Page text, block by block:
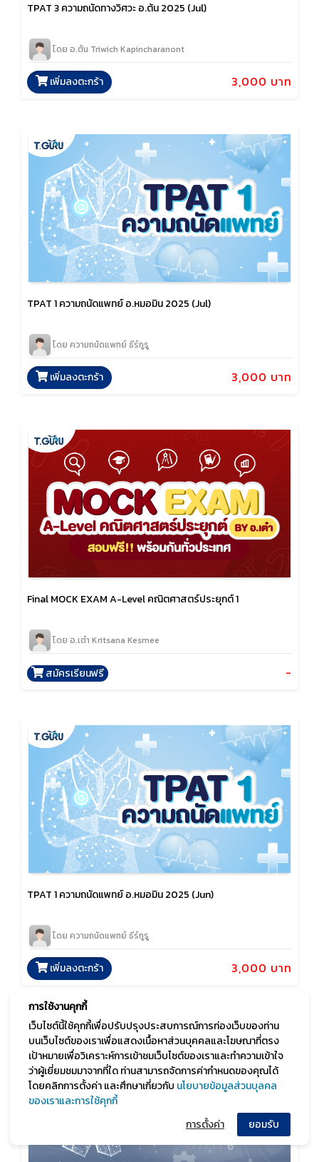
TPAT 3 ความถนัดทางวิศวะ อ.ต้น 2025 (Jul)
โดย อ.ต้น Triwich Kapincharanont
3,000 บาท
เพิ่มลงตะกร้า
TPAT 1 ความถนัดแพทย์ อ.หมอมิน 2025 (Jul)
โดย ความถนัดแพทย์ ธีร์กูรู
3,000 บาท
เพิ่มลงตะกร้า
Final MOCK EXAM A-Level คณิตศาสตร์ประยุกต์ 1
โดย อ.เต๋า Kritsana Kesmee
-
สมัครเรียนฟรี
TPAT 1 ความถนัดแพทย์ อ.หมอมิน 2025 (Jun)
โดย ความถนัดแพทย์ ธีร์กูรู
3,000 บาท
เพิ่มลงตะกร้า
การใช้งานคุกกี้
เว็บไซต์นี้ใช้คุกกี้เพื่อปรับปรุงประสบการณ์การท่องเว็บของท่าน
บนเว็บไซต์ของเราเพื่อแสดงเนื้อหาส่วนบุคคลและโฆษณาที่ตรง
เป้าหมายเพื่อวิเคราะห์การเข้าชมเว็บไซต์ของเราและทำความเข้าใจ
ว่าผู้เยี่ยมชมมาจากที่ใด ท่านสามารถจัดการค่ากำหนดของคุณได้
โดยคลิกการตั้งค่า และศึกษาเกี่ยวกับ นโยบายข้อมูลส่วนบุลคล
ของเราและการใช้คุกกี้
การตั้งค่า